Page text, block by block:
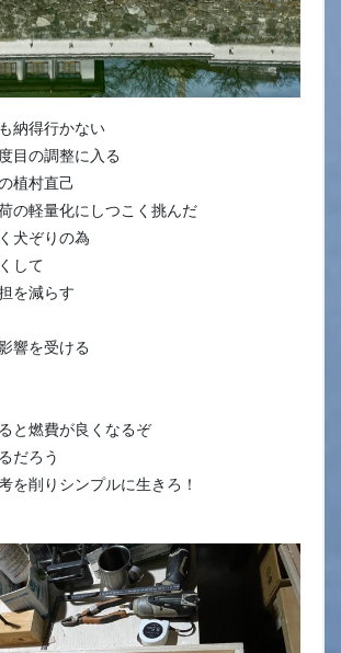
納得行かない
目の調整に入る
植村直己
の軽量化にしつこく挑んだ
犬ぞりの為
して
を減らす
響を受ける
と燃費が良くなるぞ
だろう
を削りシンプルに生きろ！